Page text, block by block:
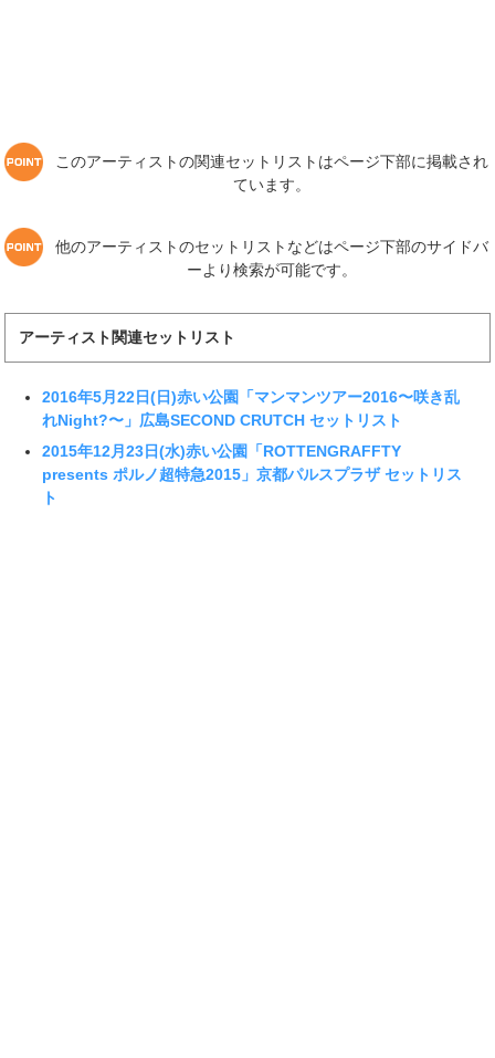
このアーティストの関連セットリストはページ下部に掲載され
ています。
他のアーティストのセットリストなどはページ下部のサイドバ
ーより検索が可能です。
アーティスト関連セットリスト
2016年5月22日(日)赤い公園「マンマンツアー2016〜咲き乱
れNight?〜」広島SECOND CRUTCH セットリスト
2015年12月23日(水)赤い公園「ROTTENGRAFFTY
presents ポルノ超特急2015」京都パルスプラザ セットリス
ト